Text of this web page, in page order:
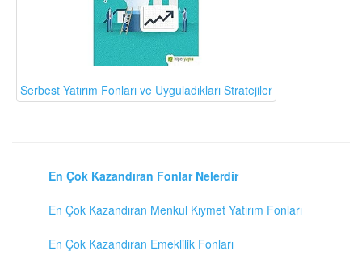
Serbest Yatırım Fonları ve Uyguladıkları Stratejiler
En Çok Kazandıran Fonlar Nelerdir
En Çok Kazandıran Menkul Kıymet Yatırım Fonları
En Çok Kazandıran Emeklilik Fonları